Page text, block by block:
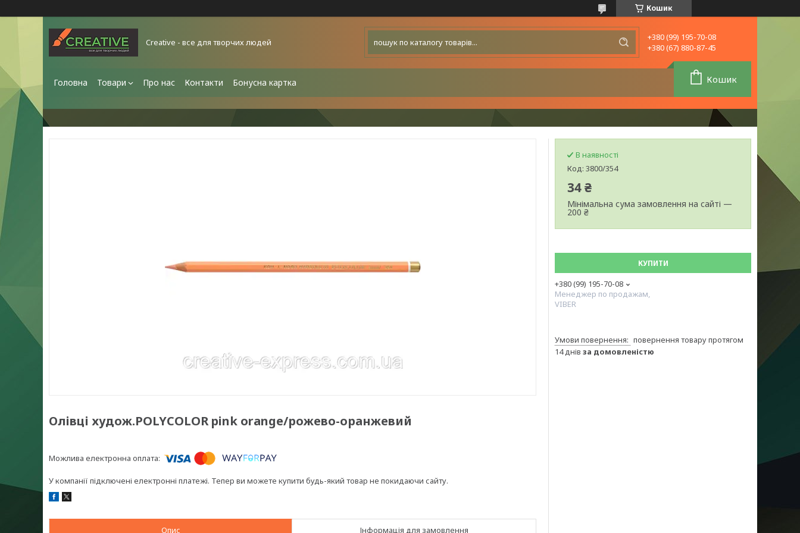
Кошик
Creative - все для творчих людей
+380 (99) 195-70-08
+380 (67) 880-87-45
Головна Товари Про нас Контакти Бонусна картка Кошик
Олівці худож.POLYCOLOR pink orange/рожево-оранжевий
У компанії підключені електронні платежі. Тепер ви можете купити будь-який товар не покидаючи сайту.
Опис Інформація для замовлення
В наявності
Код: 3800/354
34 ₴
Мінімальна сума замовлення на сайті —
200 ₴
КУПИТИ
+380 (99) 195-70-08
Менеджер по продажам,
VIBER
повернення товару протягом
14 днів за домовленістю